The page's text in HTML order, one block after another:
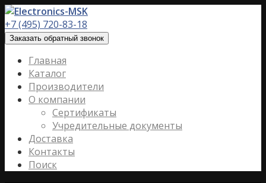
+7 (495) 720-83-18
Заказать обратный звонок
Главная
Каталог
Производители
О компании
Сертификаты
Учредительные документы
Доставка
Контакты
Поиск